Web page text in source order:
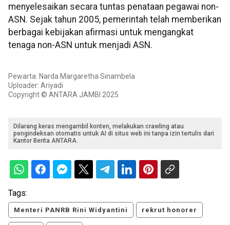
menyelesaikan secara tuntas penataan pegawai non-
ASN. Sejak tahun 2005, pemerintah telah memberikan
berbagai kebijakan afirmasi untuk mengangkat
tenaga non-ASN untuk menjadi ASN.
Pewarta: Narda Margaretha Sinambela
Uploader: Ariyadi
Copyright © ANTARA JAMBI 2025
Dilarang keras mengambil konten, melakukan crawling atau
pengindeksan otomatis untuk AI di situs web ini tanpa izin tertulis dari
Kantor Berita ANTARA.
Tags:
Menteri PANRB Rini Widyantini rekrut honorer